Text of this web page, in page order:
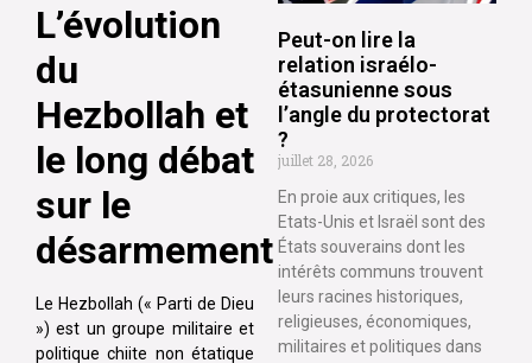
L’évolution
du
Hezbollah et
le long débat
sur le
désarmement
Le Hezbollah (« Parti de Dieu
») est un groupe militaire et
politique chiite non étatique
Peut-on lire la
relation israélo-
étasunienne sous
l’angle du protectorat
?
juillet 28, 2026
En proie aux critiques, les
Etats-Unis et Israël sont des
États souverains dont les
intérêts communs trouvent
leurs racines historiques,
religieuses, économiques,
militaires et politiques dans